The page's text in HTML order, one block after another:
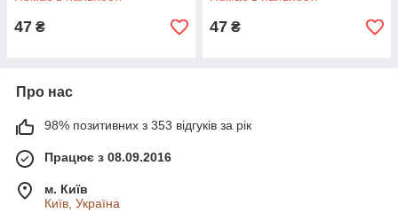
47 ₴ 47 ₴
Про нас
98% позитивних з 353 відгуків за рік
Працює з 08.09.2016
м. Київ
Київ, Україна